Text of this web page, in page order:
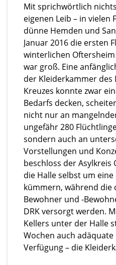
Mit sprichwörtlich
eigenen Leib – in vielen
dünne Hemden und
Januar 2016 die ersten
winterlichen
war groß. Eine
der Kleiderkammer des
Kreuzes konnte zwar
Bedarfs decken,
nicht nur an
ungefähr 280
sondern auch an
Vorstellungen und
beschloss der
die Halle selbst um
kümmern, während die
Bewohner und -
DRK versorgt werden.
Kellers unter der Halle
Wochen auch
Verfügung – die